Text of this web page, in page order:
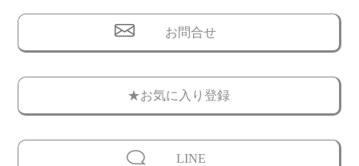
お問合せ
★お気に入り登録
LINE